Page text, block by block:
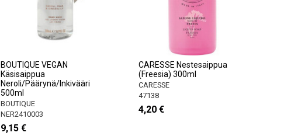
BOUTIQUE VEGAN
Käsisaippua
Neroli/Päärynä/Inkivääri
500ml
BOUTIQUE
NER2410003
9,15 €
CARESSE Nestesaippua
(Freesia) 300ml
CARESSE
47138
4,20 €